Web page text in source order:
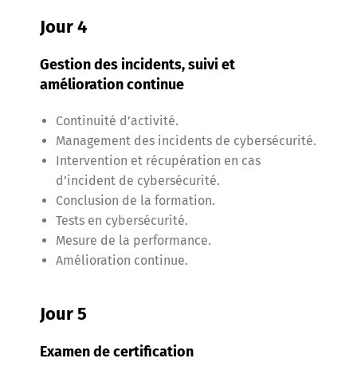
Jour 4
Gestion des incidents, suivi et
amélioration continue
Continuité d’activité.
Management des incidents de cybersécurité.
Intervention et récupération en cas
d’incident de cybersécurité.
Conclusion de la formation.
Tests en cybersécurité.
Mesure de la performance.
Amélioration continue.
Jour 5
Examen de certification